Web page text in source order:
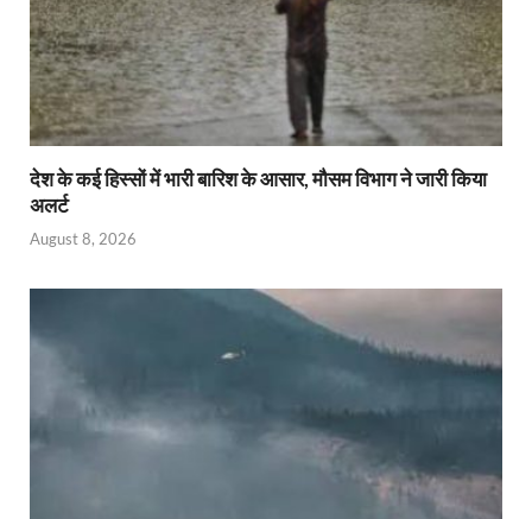
देश के कई हिस्सों में भारी बारिश के आसार, मौसम विभाग ने जारी किया
अलर्ट
August 8, 2026